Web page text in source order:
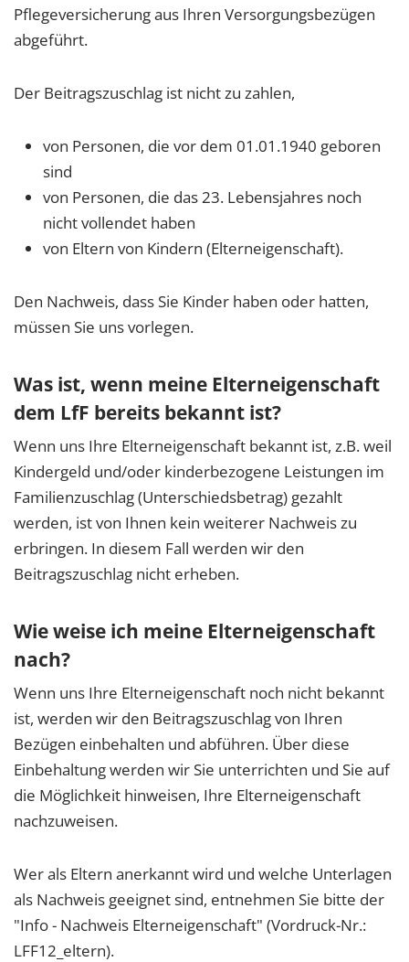
Pflegeversicherung aus Ihren Versorgungsbezügen
abgeführt.
Der Beitragszuschlag ist nicht zu zahlen,
von Personen, die vor dem 01.01.1940 geboren
sind
von Personen, die das 23. Lebensjahres noch
nicht vollendet haben
von Eltern von Kindern (Elterneigenschaft).
Den Nachweis, dass Sie Kinder haben oder hatten,
müssen Sie uns vorlegen.
Was ist, wenn meine Elterneigenschaft
dem LfF bereits bekannt ist?
Wenn uns Ihre Elterneigenschaft bekannt ist, z.B. weil
Kindergeld und/oder kinderbezogene Leistungen im
Familienzuschlag (Unterschiedsbetrag) gezahlt
werden, ist von Ihnen kein weiterer Nachweis zu
erbringen. In diesem Fall werden wir den
Beitragszuschlag nicht erheben.
Wie weise ich meine Elterneigenschaft
nach?
Wenn uns Ihre Elterneigenschaft noch nicht bekannt
ist, werden wir den Beitragszuschlag von Ihren
Bezügen einbehalten und abführen. Über diese
Einbehaltung werden wir Sie unterrichten und Sie auf
die Möglichkeit hinweisen, Ihre Elterneigenschaft
nachzuweisen.
Wer als Eltern anerkannt wird und welche Unterlagen
als Nachweis geeignet sind, entnehmen Sie bitte der
"Info - Nachweis Elterneigenschaft" (Vordruck-Nr.:
LFF12_eltern).